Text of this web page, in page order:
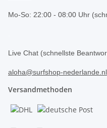
Mo-So: 22:00 - 08:00 Uhr
Live Chat (schnellste
aloha@surfshop-nederlande.nl
Versandmethoden